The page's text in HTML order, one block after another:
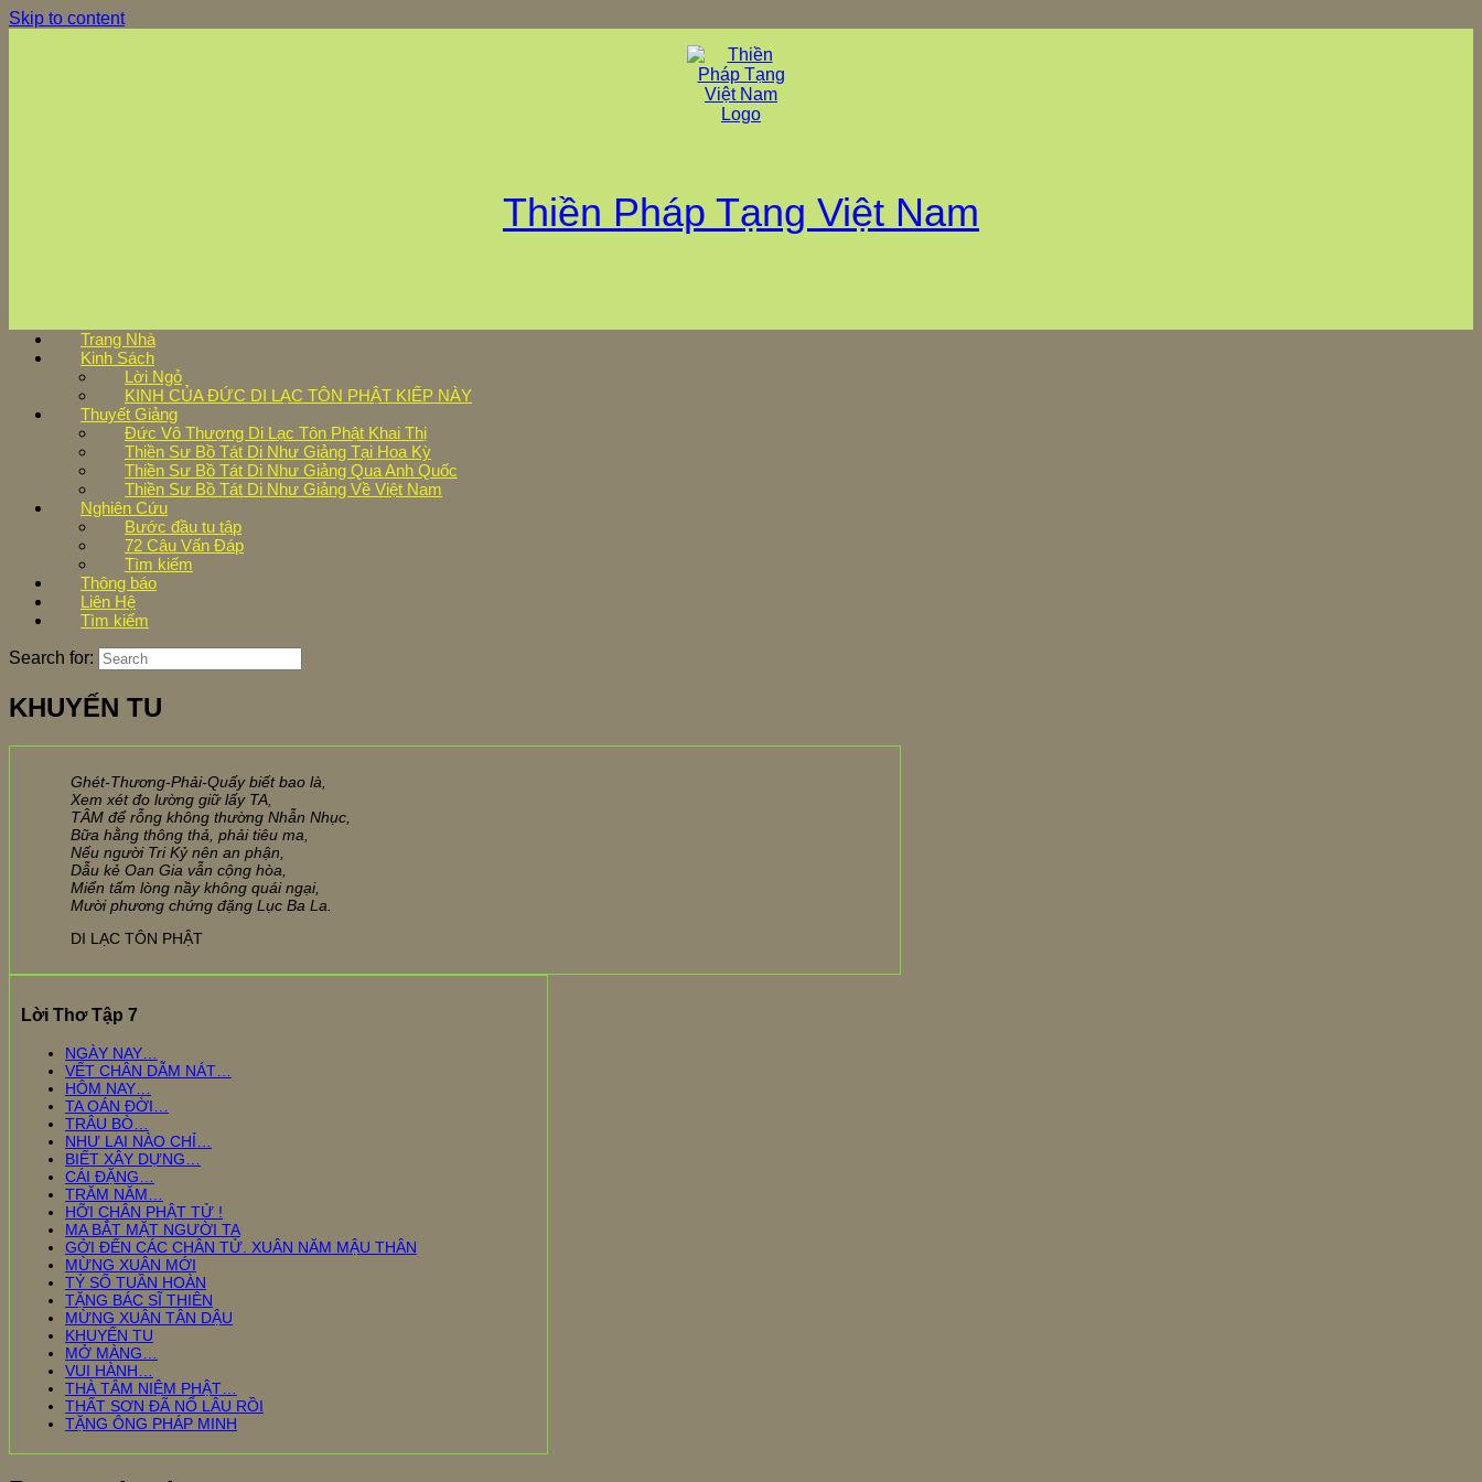
Skip to content
Thiền Pháp Tạng Việt Nam
Trang Nhà
Kinh Sách
Lời Ngỏ
KINH CỦA ĐỨC DI LẠC TÔN PHẬT KIẾP NÀY
Thuyết Giảng
Đức Vô Thượng Di Lạc Tôn Phật Khai Thị
Thiền Sư Bồ Tát Di Như Giảng Tại Hoa Kỳ
Thiền Sư Bồ Tát Di Như Giảng Qua Anh Quốc
Thiền Sư Bồ Tát Di Như Giảng Về Việt Nam
Nghiên Cứu
Bước đầu tu tập
72 Câu Vấn Đáp
Tìm kiếm
Thông báo
Liên Hệ
Tìm kiếm
Search for:
KHUYẾN TU
Ghét-Thương-Phải-Quấy biết bao là,
Xem xét đo lường giữ lấy TA,
TÂM để rỗng không thường Nhẫn Nhục,
Bữa hằng thông thả, phải tiêu ma,
Nếu người Tri Kỷ nên an phận,
Dẫu kẻ Oan Gia vẫn cộng hòa,
Miển tấm lòng nầy không quái ngại,
Mười phương chứng đặng Lục Ba La.
DI LẠC TÔN PHẬT
Lời Thơ Tập 7
NGÀY NAY…
VẾT CHÂN DẪM NÁT…
HÔM NAY…
TA OÁN ĐỜI…
TRÂU BÒ…
NHƯ LAI NÀO CHỈ…
BIẾT XÂY DỰNG…
CÁI ĐẶNG…
TRĂM NĂM…
HỠI CHÂN PHẬT TỬ !
MA BẮT MẶT NGƯỜI TA
GỞI ĐẾN CÁC CHÂN TỬ. XUÂN NĂM MẬU THÂN
MỪNG XUÂN MỚI
TỶ SỐ TUẦN HOÀN
TẶNG BÁC SĨ THIÊN
MỪNG XUÂN TÂN DẬU
KHUYẾN TU
MỞ MÀNG…
VUI HÀNH…
THÀ TÂM NIỆM PHẬT…
THẤT SƠN ĐÃ NỔ LÂU RỒI
TẶNG ÔNG PHÁP MINH